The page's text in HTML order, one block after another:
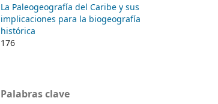
La Paleogeografía del Caribe y sus
implicaciones para la biogeografía
histórica
176
Palabras clave